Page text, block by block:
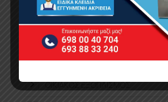
ΚΉΠΟΣ
ΚΟΥΖΊΝΑ-ΜΠΆΝΙΟ
ΟΙΚΙΑΚΈΣ ΣΥΣΚΕΥΈΣ
ΟΙΚΙΑΚΌΣ ΕΞΟΠΛΙΣΜΌΣ